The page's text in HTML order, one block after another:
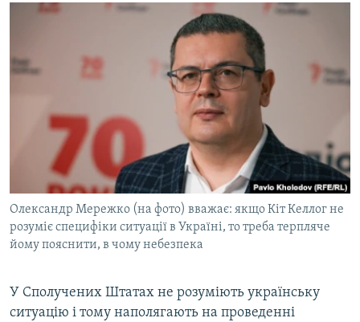
КИТАЙ.ВИКЛИКИ
ФОТО
ПОДКАСТИ
КРИМ РЕАЛІЇ
РУС
УКР
КТАТ
ДОЛУЧАЙСЯ!
Олександр Мережко (на фото) вважає: якщо Кіт Келлог не
розуміє специфіки ситуації в Україні, то треба терпляче
йому пояснити, в чому небезпека
У Сполучених Штатах не розуміють українську
ситуацію і тому наполягають на проведенні